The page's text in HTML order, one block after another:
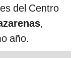
del Centro
,
año.